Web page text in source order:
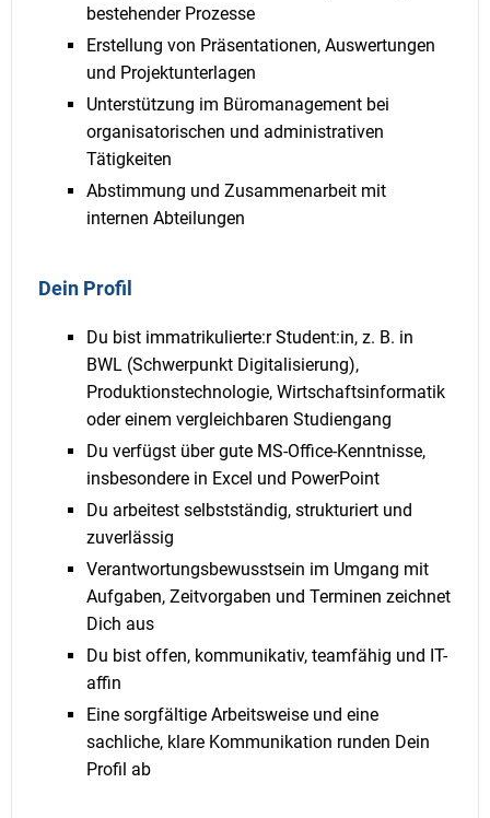
bestehender Prozesse
Erstellung von Präsentationen, Auswertungen
und Projektunterlagen
Unterstützung im Büromanagement bei
organisatorischen und administrativen
Tätigkeiten
Abstimmung und Zusammenarbeit mit
internen Abteilungen
Dein Profil
Du bist immatrikulierte:r Student:in, z. B. in
BWL (Schwerpunkt Digitalisierung),
Produktionstechnologie, Wirtschaftsinformatik
oder einem vergleichbaren Studiengang
Du verfügst über gute MS-Office-Kenntnisse,
insbesondere in Excel und PowerPoint
Du arbeitest selbstständig, strukturiert und
zuverlässig
Verantwortungsbewusstsein im Umgang mit
Aufgaben, Zeitvorgaben und Terminen zeichnet
Dich aus
Du bist offen, kommunikativ, teamfähig und IT-
affin
Eine sorgfältige Arbeitsweise und eine
sachliche, klare Kommunikation runden Dein
Profil ab